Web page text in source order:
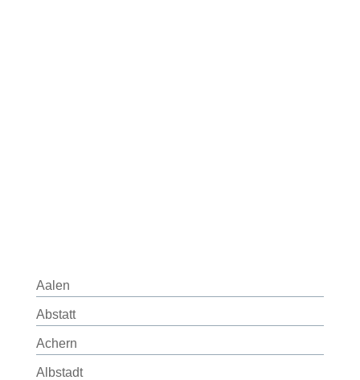
Aalen
Abstatt
Achern
Albstadt